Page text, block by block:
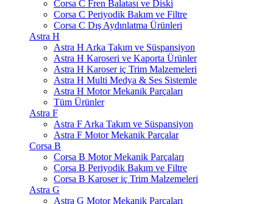
Corsa C Fren Balatası ve Diski
Corsa C Periyodik Bakım ve Filtre
Corsa C Dış Aydınlatma Ürünleri
Astra H
Astra H Arka Takım ve Süspansiyon
Astra H Karoseri ve Kaporta Ürünler
Astra H Karoser iç Trim Malzemeleri
Astra H Multi Medya & Ses Sistemle
Astra H Motor Mekanik Parçaları
Tüm Ürünler
Astra F
Astra F Arka Takım ve Süspansiyon
Astra F Motor Mekanik Parçalar
Corsa B
Corsa B Motor Mekanik Parçaları
Corsa B Periyodik Bakım ve Filtre
Corsa B Karoser iç Trim Malzemeleri
Astra G
Astra G Motor Mekanik Parçaları